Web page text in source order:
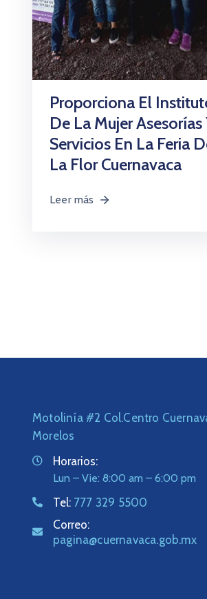
Proporciona El
De La Mujer Asesorías
Servicios En La Feria
La Flor Cuernavaca
Leer más
Motolinía #2 Col.Centro
Morelos
Horarios:
Lun – Vie: 8:00 am – 6:00 pm
Tel: 777 329 5500
Correo:
pagina@cuernavaca.gob.mx